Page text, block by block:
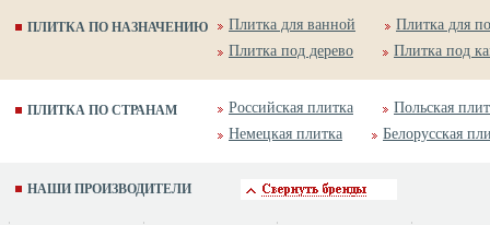
ПЛИТКА ПО НАЗНАЧЕНИЮ Плитка для ванной
Плитка для
Плитка под дерево
Плитка под
ПЛИТКА ПО СТРАНАМ Российская плитка
Польская
Немецкая плитка
Белорусская
НАШИ ПРОИЗВОДИТЕЛИ